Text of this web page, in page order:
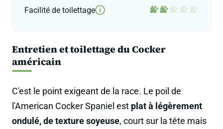
Facilité de toilettage i
Entretien et toilettage du Cocker
américain
C'est le point exigeant de la race. Le poil de
l'American Cocker Spaniel est plat à légèrement
ondulé, de texture soyeuse, court sur la tête mais